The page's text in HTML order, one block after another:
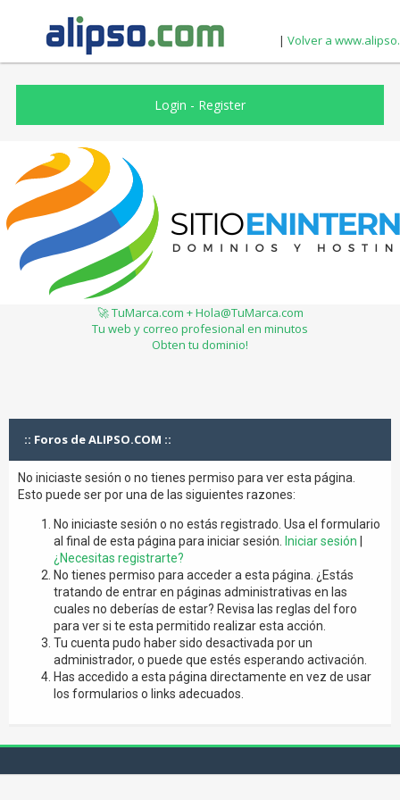
| Volver a
Login - Register
🚀 TuMarca.com + Hola@TuMarca.com
Tu web y correo profesional en minutos
Obten tu dominio!
:: Foros de ALIPSO.COM ::
No iniciaste sesión o no tienes permiso para ver esta página.
Esto puede ser por una de las siguientes razones:
No iniciaste sesión o no estás registrado. Usa el formulario
al final de esta página para iniciar sesión.
Iniciar sesión
¿Necesitas registrarte?
No tienes permiso para acceder a esta página. ¿Estás
tratando de entrar en páginas administrativas en las
cuales no deberías de estar? Revisa las reglas del foro
para ver si te esta permitido realizar esta acción.
Tu cuenta pudo haber sido desactivada por un
administrador, o puede que estés esperando activación.
Has accedido a esta página directamente en vez de usar
los formularios o links adecuados.